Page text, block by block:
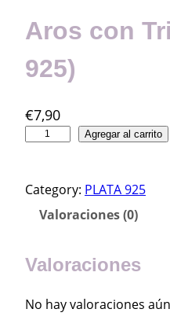
Aros con
925)
€7,90
s
T
i
Agregar al carrito
Category: PLATA 925
Valoraciones (0)
Valoraciones
No hay valoraciones